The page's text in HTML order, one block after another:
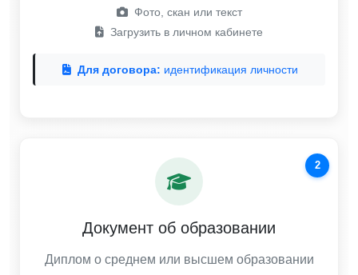
Фото, скан или текст
Загрузить в личном кабинете
Для договора: идентификация личности
2
Документ об образовании
Диплом о среднем или высшем образовании